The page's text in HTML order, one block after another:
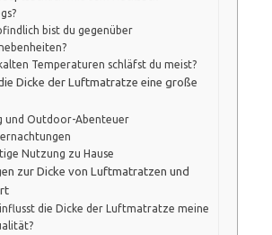
bist du gegenüber
Temperaturen schläfst du meist?
Dicke der Luftmatratze eine große
und Outdoor-Abenteuer
Nutzung zu Hause
zur Dicke von Luftmatratzen und
die Dicke der Luftmatratze meine